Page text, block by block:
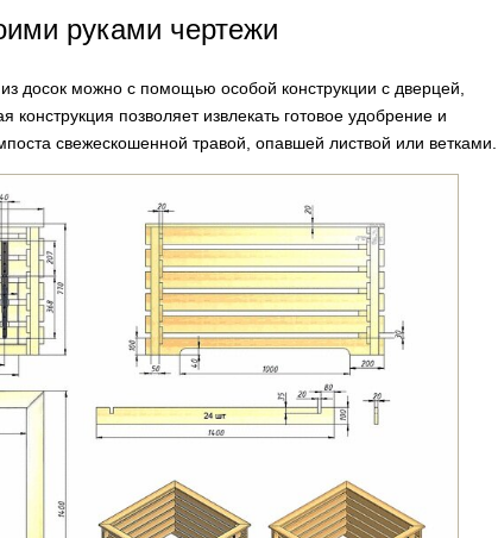
руками чертежи
досок можно с помощью особой конструкции с дверцей,
позволяет извлекать готовое удобрение и
свежескошенной травой, опавшей листвой или ветками.